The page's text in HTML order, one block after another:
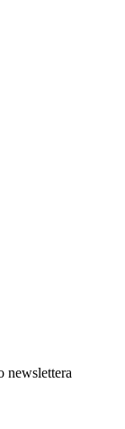
newslettera